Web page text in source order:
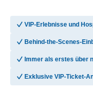
􀆅 VIP-Erlebnisse und
􀆅 Behind-the-Scenes-
􀆅 Immer als erstes über
􀆅 Exklusive VIP-Ticket-